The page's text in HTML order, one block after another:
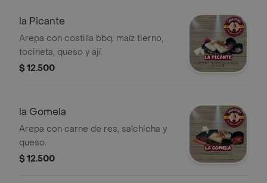
la Picante
Arepa con costilla bbq, maíz tierno,
tocineta, queso y ají.
$ 12.500
la Gomela
Arepa con carne de res, salchicha y
queso.
$ 12.500